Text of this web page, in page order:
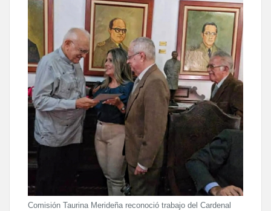
Comisión Taurina Merideña reconoció trabajo del Cardenal